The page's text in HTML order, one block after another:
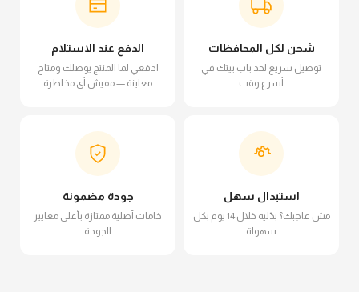
شحن لكل المحافظات
توصيل سريع لحد باب بيتك في
أسرع وقت
الدفع عند الاستلام
ادفعي لما المنتج يوصلك ومتاح
معاينة — مفيش أي مخاطرة
استبدال سهل
مش عاجبك؟ بدّليه خلال 14 يوم بكل
سهولة
جودة مضمونة
خامات أصلية ممتازة بأعلى معايير
الجودة